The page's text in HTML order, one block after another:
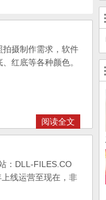
摄制作需求，软件
红底等各种颜色。
阅读全文
：DLL-FILES.CO
线运营至现在，非